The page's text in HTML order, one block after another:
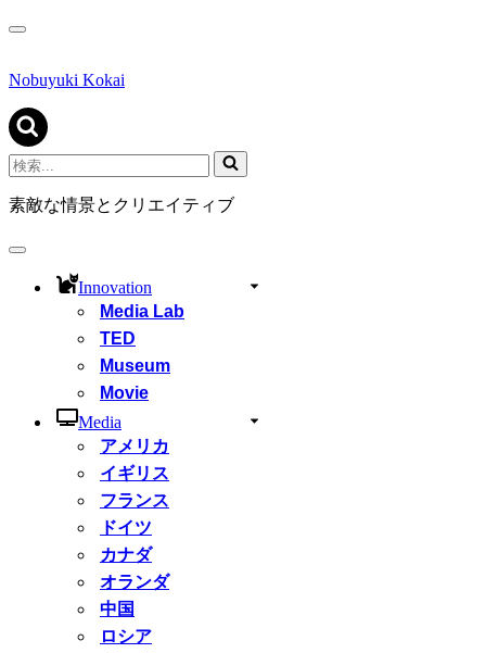
ナ
ゲ
シ
ョ
ン
メ
ニ
ュ
Nobuyuki Kokai
検
索...
素敵な情景とクリエイティブ
ナ
Innovation
Media Lab
TED
Museum
Movie
Media
アメリカ
イギリス
フランス
ドイツ
カナダ
オランダ
中国
ロシア